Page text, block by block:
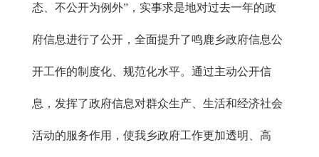
态、不公开为例外”，实事求是地对过去一年的政
府信息进行了公开，全面提升了鸣鹿乡政府信息公
开工作的制度化、规范化水平。通过主动公开信
息，发挥了政府信息对群众生产、生活和经济社会
活动的服务作用，使我乡政府工作更加透明、高